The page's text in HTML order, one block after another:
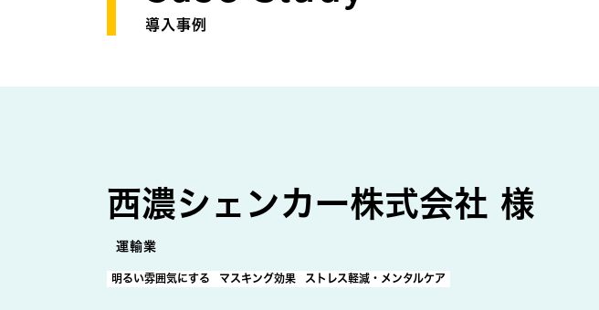
導入事例
西濃シェンカー株式会社 様
運輸業
明るい雰囲気にする マスキング効果 ストレス軽減・メンタルケア